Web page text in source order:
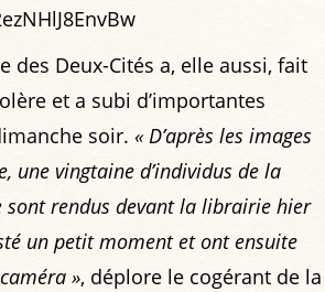
des Deux-Cités a, elle aussi, fait
et a subi d’importantes
soir. « D’après les images
une vingtaine d’individus de la
sont rendus devant la librairie hier
un petit moment et ont ensuite
», déplore le cogérant de la